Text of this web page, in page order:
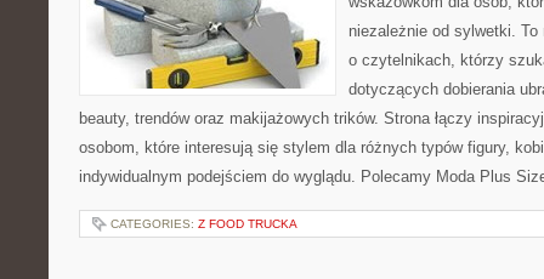
niezależnie od sylwetki.
o czytelnikach, którzy
dotyczących dobierania
beauty, trendów oraz makijażowych trików. Strona łączy
osobom, które interesują się stylem dla różnych typów figury,
indywidualnym podejściem do wyglądu. Polecamy Moda Plus
CATEGORIES: Z FOOD TRUCKA